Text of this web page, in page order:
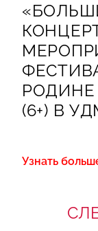
РОДИНЕ
(6+) В
Узнать